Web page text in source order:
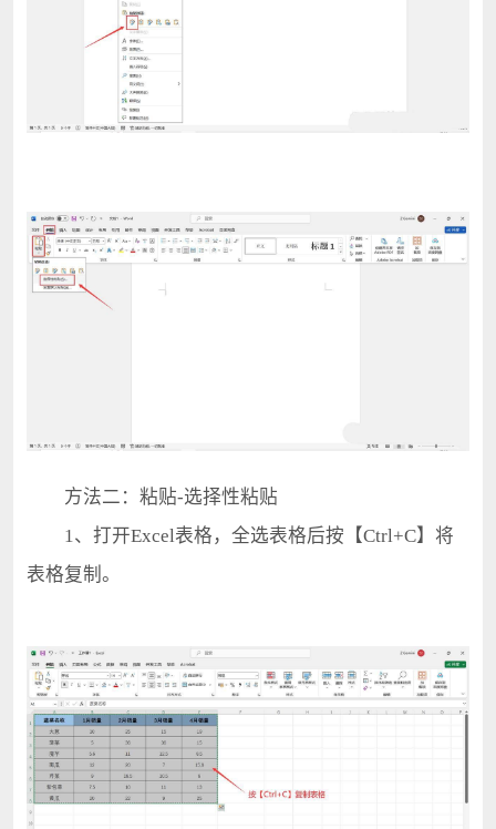
方法二：粘贴-选择性粘贴
1、打开Excel表格，全选表格后按【Ctrl+C】将
表格复制。